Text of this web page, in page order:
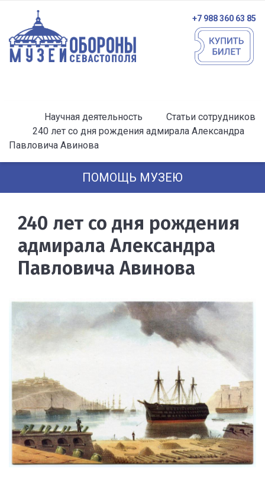
+7 988 360 63 85
Научная деятельность
Статьи сотрудников
240 лет со дня рождения адмирала Александра
Павловича Авинова
ПОМОЩЬ МУЗЕЮ
240 лет со дня рождения
адмирала Александра
Павловича Авинова